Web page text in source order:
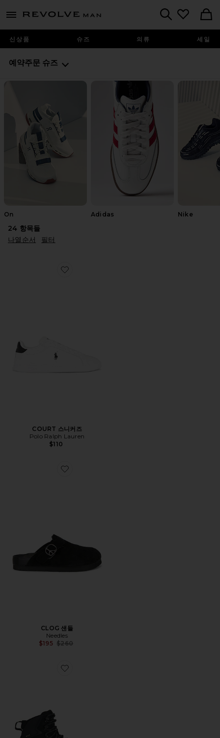
menu - shows more content
Revolve
신상품 슈즈 의류 세일
예약주문 슈즈
On Adidas Nike
24 항목들
나열순서
필터
Favorite COURT 스니커즈
COURT 스니커즈
Polo Ralph Lauren
$110
Favorite CLOG 샌들
CLOG 샌들
Needles
$195 Previous price:
$260
Favorite KAHA 3 스니커즈